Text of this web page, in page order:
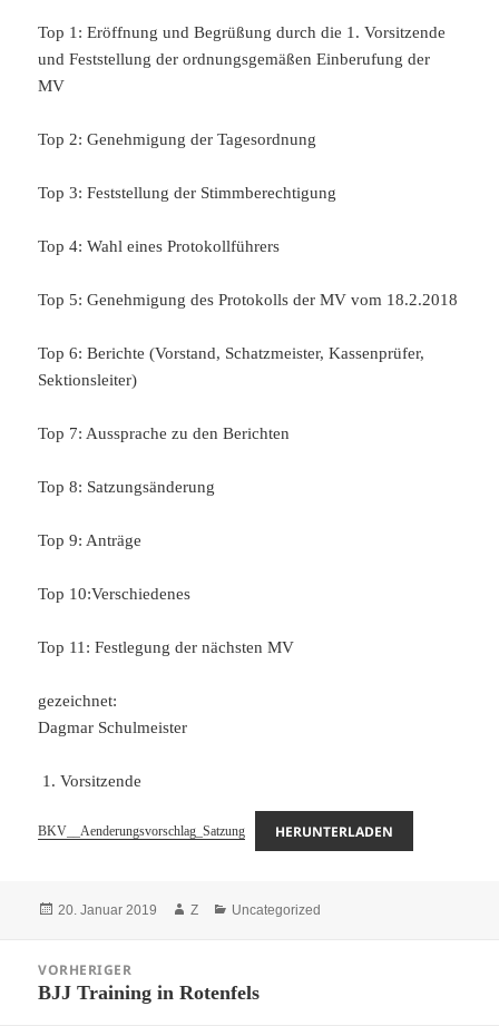
Top 1: Eröffnung und Begrüßung durch die 1. Vorsitzende
und Feststellung der ordnungsgemäßen Einberufung der
MV
Top 2: Genehmigung der Tagesordnung
Top 3: Feststellung der Stimmberechtigung
Top 4: Wahl eines Protokollführers
Top 5: Genehmigung des Protokolls der MV vom 18.2.2018
Top 6: Berichte (Vorstand, Schatzmeister, Kassenprüfer,
Sektionsleiter)
Top 7: Aussprache zu den Berichten
Top 8: Satzungsänderung
Top 9: Anträge
Top 10:Verschiedenes
Top 11: Festlegung der nächsten MV
gezeichnet:
Dagmar Schulmeister
Vorsitzende
BKV__Aenderungsvorschlag_Satzung HERUNTERLADEN
Veröffentlicht
20. Januar 2019 Autor
Z Kategorien
Uncategorized
VORHERIGER
Vorheriger
BJJ Training in Rotenfels